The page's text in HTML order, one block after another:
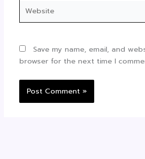
Save my name, email, and
browser for the next time I